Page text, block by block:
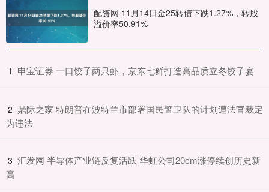
配资网 11月14日金25转债下跌1.27%，转股
溢价率50.91%
1 ​申宝证券 一口饺子两只虾，京东七鲜打造高品质立冬饺子宴
2 ​鼎际之家 特朗普在波特兰市部署国民警卫队的计划遭法官裁定
为违法
3 ​汇发网 半导体产业链反复活跃 华虹公司20cm涨停续创历史新
高